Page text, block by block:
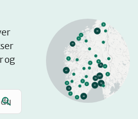
og
på
kart